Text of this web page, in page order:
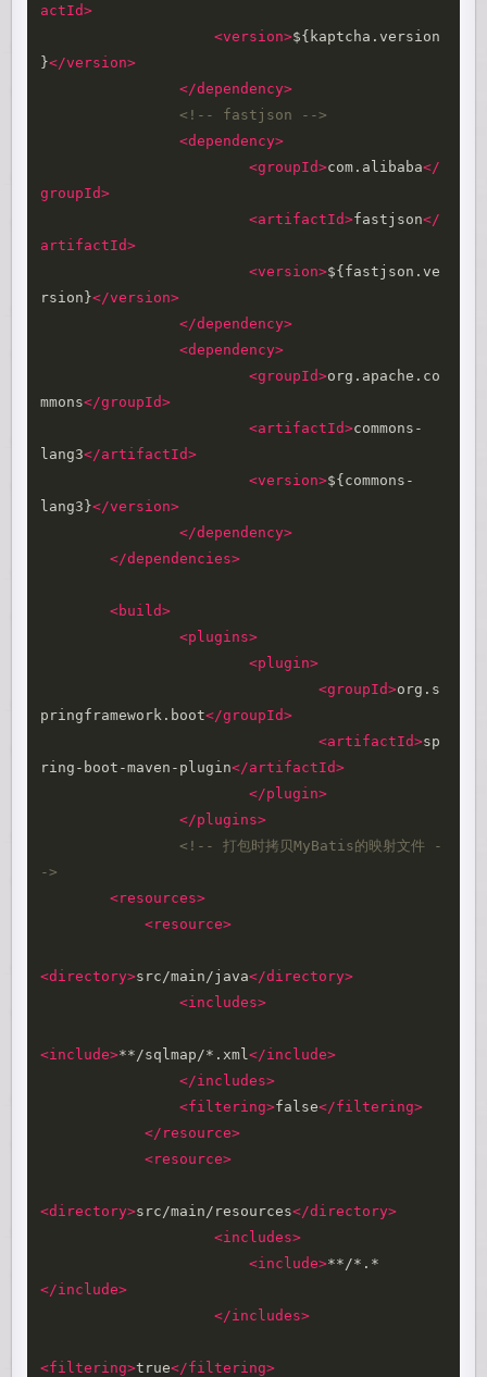
actId>
<version>${kaptcha.version
}</version>
</dependency>
<!-- fastjson -->
<dependency>
<groupId>com.alibaba</
groupId>
<artifactId>fastjson</
artifactId>
<version>${fastjson.ve
rsion}</version>
</dependency>
<dependency>
<groupId>org.apache.co
mmons</groupId>
<artifactId>commons-
lang3</artifactId>
<version>${commons-
lang3}</version>
</dependency>
</dependencies>
<build>
<plugins>
<plugin>
<groupId>org.s
pringframework.boot</groupId>
<artifactId>sp
ring-boot-maven-plugin</artifactId>
</plugin>
</plugins>
<!-- 打包时拷贝MyBatis的映射文件 -
->
<resources>
<resource>
<directory>src/main/java</directory>
<includes>
<include>**/sqlmap/*.xml</include>
</includes>
<filtering>false</filtering>
</resource>
<resource>
<directory>src/main/resources</directory>
<includes>
<include>**/*.*
</include>
</includes>
<filtering>true</filtering>